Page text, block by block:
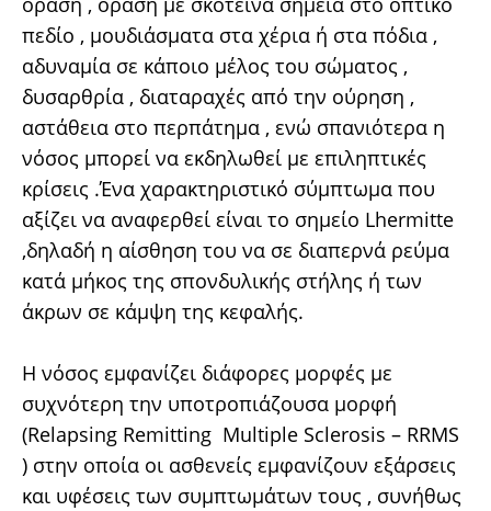
πεδίο , μουδιάσματα στα χέρια ή στα πόδια ,
αδυναμία σε κάποιο μέλος του σώματος ,
δυσαρθρία , διαταραχές από την ούρηση ,
αστάθεια στο περπάτημα , ενώ σπανιότερα η
νόσος μπορεί να εκδηλωθεί με επιληπτικές
κρίσεις .Ένα χαρακτηριστικό σύμπτωμα που
αξίζει να αναφερθεί είναι το σημείο Lhermitte
,δηλαδή η αίσθηση του να σε διαπερνά ρεύμα
κατά μήκος της σπονδυλικής στήλης ή των
άκρων σε κάμψη της κεφαλής.
Η νόσος εμφανίζει διάφορες μορφές με
συχνότερη την υποτροπιάζουσα μορφή
(Relapsing Remitting Multiple Sclerosis – RRMS
) στην οποία οι ασθενείς εμφανίζουν εξάρσεις
και υφέσεις των συμπτωμάτων τους , συνήθως